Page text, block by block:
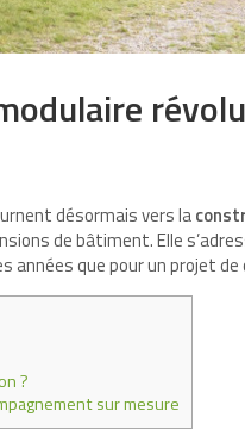
désormais vers la
de bâtiment. Elle
que pour un projet
?
sur mesure